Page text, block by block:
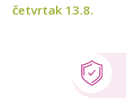
četvrtak 13.8.